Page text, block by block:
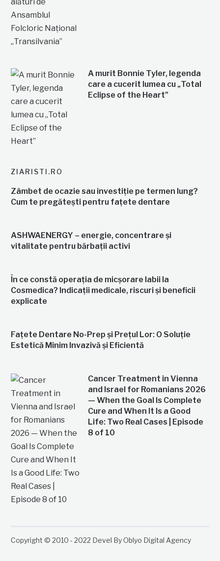
A murit Bonnie Tyler, legenda
care a cucerit lumea cu „Total
Eclipse of the Heart”
ZIARISTI.RO
Zâmbet de ocazie sau investiție pe termen lung?
Cum te pregătești pentru fațete dentare
ASHWAENERGY – energie, concentrare și
vitalitate pentru bărbații activi
În ce constă operația de micșorare labii la
Cosmedica? Indicații medicale, riscuri și beneficii
explicate
Fațete Dentare No-Prep și Prețul Lor: O Soluție
Estetică Minim Invazivă și Eficientă
Cancer Treatment in Vienna
and Israel for Romanians 2026
— When the Goal Is Complete
Cure and When It Is a Good
Life: Two Real Cases | Episode
8 of 10
Copyright © 2010 - 2022 Devel By Oblyo Digital Agency